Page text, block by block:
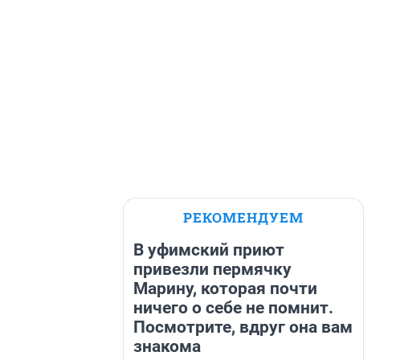
РЕКОМЕНДУЕМ
В уфимский приют
привезли пермячку
Марину, которая почти
ничего о себе не помнит.
Посмотрите, вдруг она вам
знакома